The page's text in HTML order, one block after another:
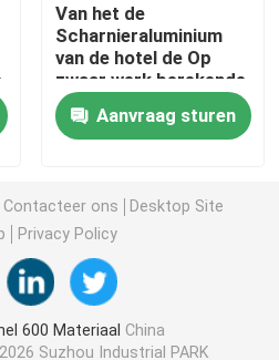
Van het de
Scharnieraluminium
van de hotel de Op
zwaar werk berekende
Riem van de
Deurscharnieren
Scharnier van de het
Aanvraag sturen
Contacteer ons
Desktop Site
Privacy Policy
600 Materiaal China
Suzhou Industrial PARK